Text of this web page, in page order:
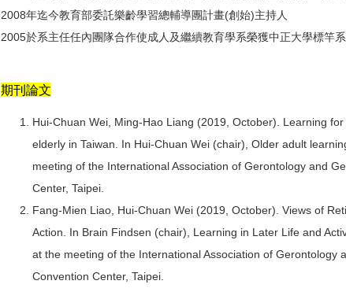
2008年迄今教育部委託樂齡學習總輔導團計畫(創始)主持人
2005於系主任任內團隊合作使成人及繼續教育學系榮獲中正大學標竿
期刊論文
Hui-Chuan Wei, Ming-Hao Liang (2019, October). Learning
elderly in Taiwan. In Hui-Chuan Wei (chair), Older adult
meeting of the International Association of Gerontology and
Center, Taipei.
Fang-Mien Liao, Hui-Chuan Wei (2019, October). Views of
Action. In Brain Findsen (chair), Learning in Later Life and
at the meeting of the International Association of Gerontology
Convention Center, Taipei.